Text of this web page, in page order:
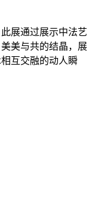
展通过展示中法艺
美与共的结晶，展
互交融的动人瞬